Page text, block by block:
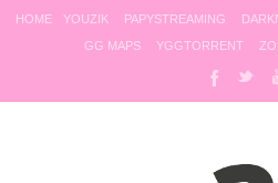
HOME YOUZIK PAPYSTREAMING
GG MAPS
YGGTORRENT